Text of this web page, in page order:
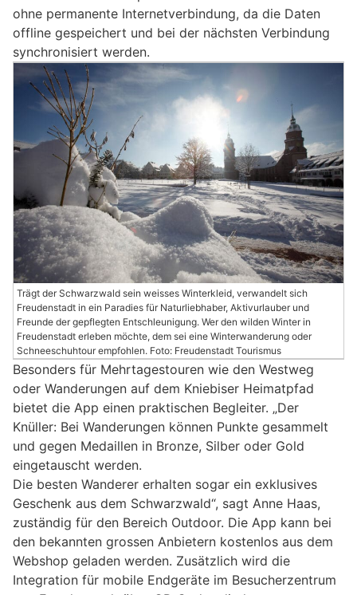
ohne permanente Internetverbindung, da die Daten
offline gespeichert und bei der nächsten Verbindung
synchronisiert werden.
Trägt der Schwarzwald sein weisses Winterkleid, verwandelt sich
Freudenstadt in ein Paradies für Naturliebhaber, Aktivurlauber und
Freunde der gepflegten Entschleunigung. Wer den wilden Winter in
Freudenstadt erleben möchte, dem sei eine Winterwanderung oder
Schneeschuhtour empfohlen. Foto: Freudenstadt Tourismus
Besonders für Mehrtagestouren wie den Westweg
oder Wanderungen auf dem Kniebiser Heimatpfad
bietet die App einen praktischen Begleiter. „Der
Knüller: Bei Wanderungen können Punkte gesammelt
und gegen Medaillen in Bronze, Silber oder Gold
eingetauscht werden.
Die besten Wanderer erhalten sogar ein exklusives
Geschenk aus dem Schwarzwald“, sagt Anne Haas,
zuständig für den Bereich Outdoor. Die App kann bei
den bekannten grossen Anbietern kostenlos aus dem
Webshop geladen werden. Zusätzlich wird die
Integration für mobile Endgeräte im Besucherzentrum